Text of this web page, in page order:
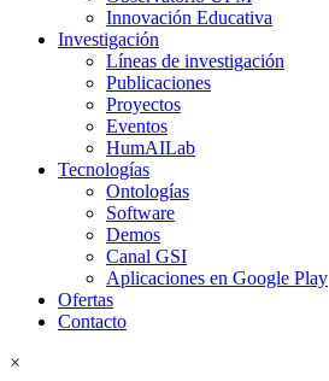
Innovación Educativa
Investigación
Líneas de investigación
Publicaciones
Proyectos
Eventos
HumAILab
Tecnologías
Ontologías
Software
Demos
Canal GSI
Aplicaciones en Google Play
Ofertas
Contacto
×